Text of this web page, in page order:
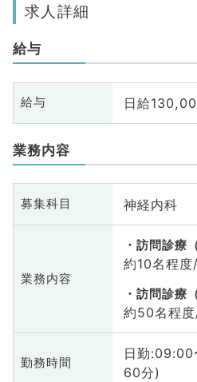
求人詳細
給与
給与 日給
業務内容
募集科目 神経内科
業務内容
訪問診療
約10名程度
訪問診療
約50名程
勤務時間
日勤
60分)